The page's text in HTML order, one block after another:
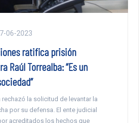
06-2023
ratifica prisión
Raúl Torrealba: “Es un
rechazó la solicitud de levantar la
por su defensa. El ente judicial
acreditados los hechos que